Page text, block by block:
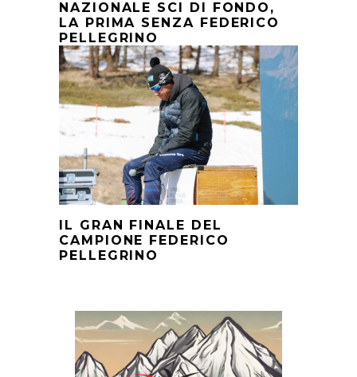
NAZIONALE SCI DI FONDO,
LA PRIMA SENZA FEDERICO
PELLEGRINO
IL GRAN FINALE DEL
CAMPIONE FEDERICO
PELLEGRINO